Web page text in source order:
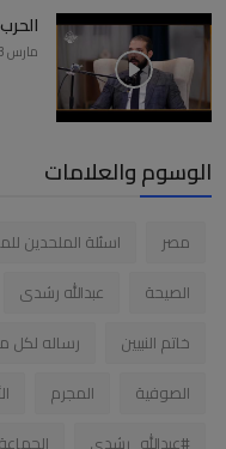
مارس 13, 2026
الوسوم والعلامات
مصر اسئلة الملحدين
الصيحة
عبدالله رشدى
خاتم النبيين
رساله لكل
الصوفية
المجرم
#عبدالله_رشدي